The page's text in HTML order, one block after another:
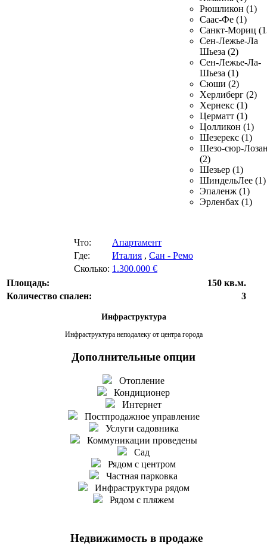
Рюшликон (1)
Саас-Фе (1)
Санкт-Мориц
Сен-Лежье-Ла
Шьеза (2)
Сен-Лежье-Ла-
Шьеза (1)
Сюши (2)
Херлиберг (2)
Хернекс (1)
Церматт (1)
Цолликон (1)
Шезерекс (1)
Шезо-сюр-
(2)
Шезьер (1)
ШиндельЛее (1)
Эпаленж (1)
Эрленбах (1)
Что:
Апартамент
Где:
Италия , Сан - Ремо
Сколько: 1.300.000 €
Площадь:
150 кв.м.
Количество спален:
3
Инфраструктура
Инфраструктура неподалеку от центра города
Дополнительные опции
Отопление
Кондиционер
Интернет
Постпродажное управление
Услуги садовника
Коммуникации проведены
Сад
Рядом с центром
Частная парковка
Инфраструктура рядом
Рядом с пляжем
Недвижимость в продаже